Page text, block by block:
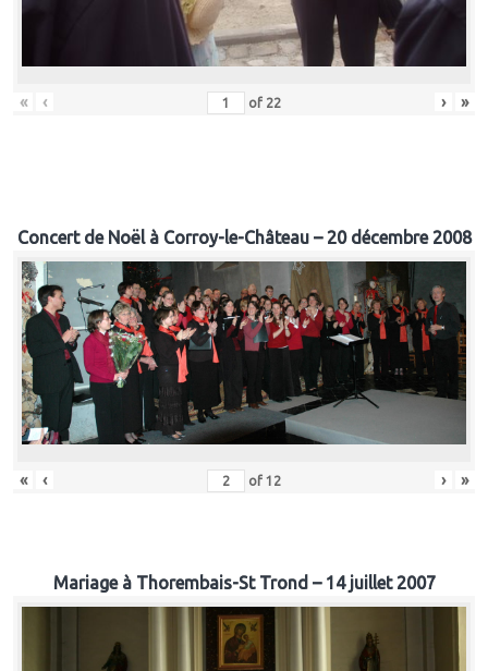
« ‹ of 22 › »
Concert de Noël à Corroy-le-Château – 20 décembre 2008
« ‹ of 12 › »
Mariage à Thorembais-St Trond – 14 juillet 2007